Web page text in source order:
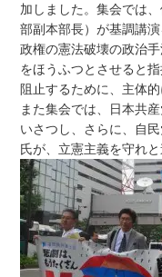
加しました。集会では
部副本部長）が基調講
政権の憲法破壊の政治
をほうふつとさせると
阻止するために、主体
また集会では、日本共
いさつし、さらに、自
氏が、立憲主義を守れ